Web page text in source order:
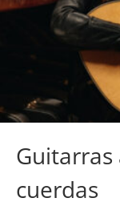
Guitarras
cuerdas